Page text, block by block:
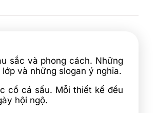
sắc và phong cách. Những
và những slogan ý nghĩa.
cổ cá sấu. Mỗi thiết kế đều
hội ngộ.